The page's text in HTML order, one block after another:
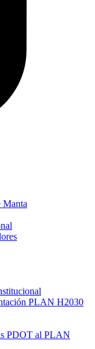
Manta
PLAN H2030
PDOT al PLAN